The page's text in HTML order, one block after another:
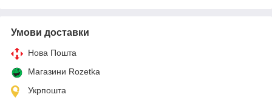
Умови доставки
Нова Пошта
Магазини Rozetka
Укрпошта